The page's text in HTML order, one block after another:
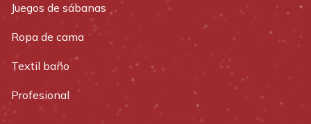
Juegos de sábanas
Ropa de cama
Textil baño
Profesional